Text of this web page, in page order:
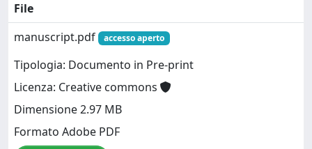
File
manuscript.pdf
accesso aperto
Tipologia: Documento in Pre-print
Licenza: Creative commons
Dimensione 2.97 MB
Formato Adobe PDF